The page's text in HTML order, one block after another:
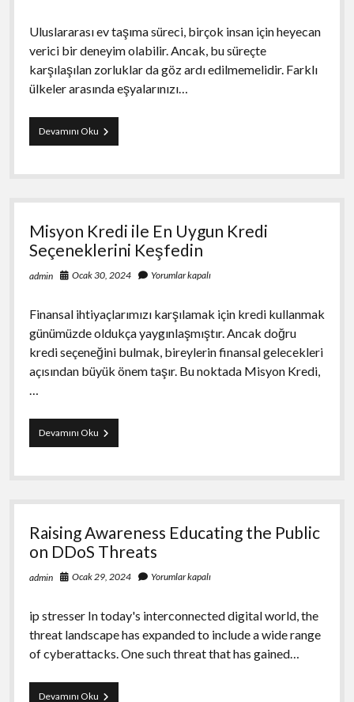
Uluslararası ev taşıma süreci, birçok insan için heyecan
verici bir deneyim olabilir. Ancak, bu süreçte
karşılaşılan zorluklar da göz ardı edilmemelidir. Farklı
ülkeler arasında eşyalarınızı…
Devamını OkuUluslararası
Ev
Zorlukları
Çözüm
Misyon Kredi ile En Uygun Kredi
Seçeneklerini Keşfedin
admin Ocak 30, 2024 Yorumlar kapalı
Finansal ihtiyaçlarımızı karşılamak için kredi kullanmak
günümüzde oldukça yaygınlaşmıştır. Ancak doğru
kredi seçeneğini bulmak, bireylerin finansal gelecekleri
açısından büyük önem taşır. Bu noktada Misyon Kredi,
…
Devamını OkuMisyon
Kredi
En
Kredi
Keşfedin
Raising Awareness Educating the Public
on DDoS Threats
admin Ocak 29, 2024 Yorumlar kapalı
ip stresser In today's interconnected digital world, the
threat landscape has expanded to include a wide range
of cyberattacks. One such threat that has gained…
Devamını OkuRaising